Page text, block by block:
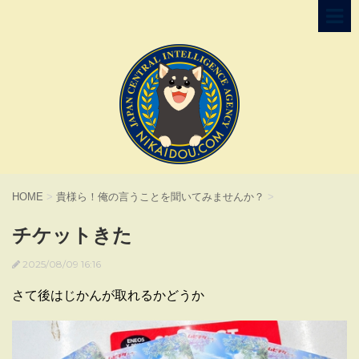
HOME > 貴様ら！俺の言うことを聞いてみませんか？ >
チケットきた
2025/08/09 16:16
さて後はじかんが取れるかどうか